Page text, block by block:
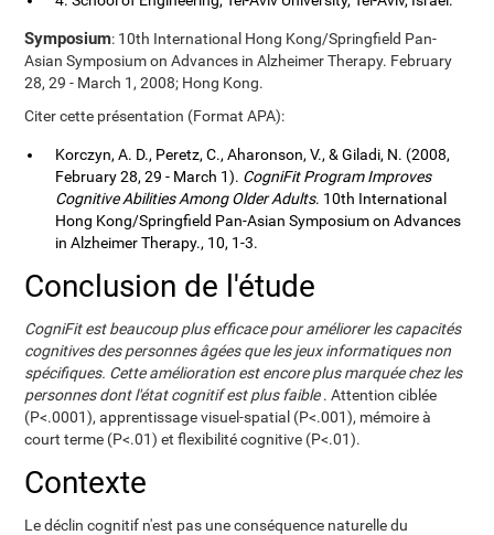
Symposium: 10th International Hong Kong/Springfield Pan-
Asian Symposium on Advances in Alzheimer Therapy. February
28, 29 - March 1, 2008; Hong Kong.
Citer cette présentation (Format APA):
Korczyn, A. D., Peretz, C., Aharonson, V., & Giladi, N. (2008,
February 28, 29 - March 1). CogniFit Program Improves
Cognitive Abilities Among Older Adults. 10th International
Hong Kong/Springfield Pan-Asian Symposium on Advances
in Alzheimer Therapy., 10, 1-3.
Conclusion de l'étude
CogniFit est beaucoup plus efficace pour améliorer les capacités
cognitives des personnes âgées que les jeux informatiques non
spécifiques. Cette amélioration est encore plus marquée chez les
personnes dont l'état cognitif est plus faible. Attention ciblée
(P<.0001), apprentissage visuel-spatial (P<.001), mémoire à
court terme (P<.01) et flexibilité cognitive (P<.01).
Contexte
Le déclin cognitif n'est pas une conséquence naturelle du